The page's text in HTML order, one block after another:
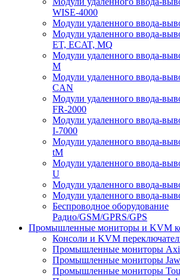
WISE-4000
Модули удаленного ввода-
Модули удаленного ввода-
ET, ECAT, MQ
Модули удаленного ввода-
M
Модули удаленного ввода-
CAN
Модули удаленного ввода-
FR-2000
Модули удаленного ввода-
I-7000
Модули удаленного ввода-
tM
Модули удаленного ввода-
U
Модули удаленного ввода-
Модули удаленного ввода-
Беспроводное оборудование
Радио/GSM/GPRS/GPS
Промышленные мониторы и KVM
Консоли и KVM
Промышленные мониторы
Промышленные мониторы
Промышленные мониторы